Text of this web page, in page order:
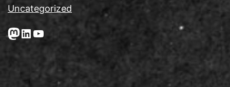
Uncategorized
Mastodon
LinkedIn
YouTube